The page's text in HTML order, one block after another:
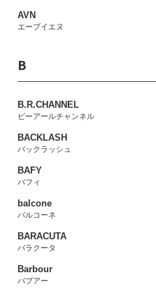
AVN
エーブイエヌ
B
B.R.CHANNEL
ビーアールチャンネル
BACKLASH
バックラッシュ
BAFY
バフィ
balcone
バルコーネ
BARACUTA
バラクータ
Barbour
バブアー